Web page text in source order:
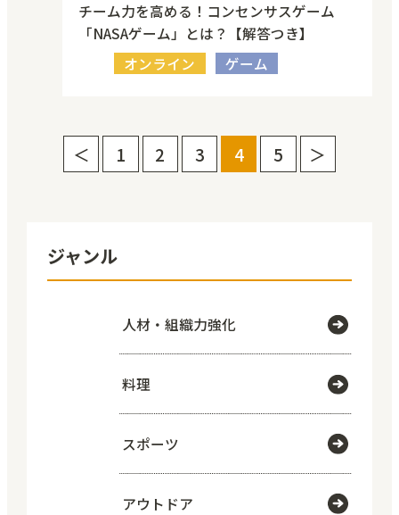
チーム力を高める！コンセンサスゲーム
「NASAゲーム」とは？【解答つき】
オンライン
ゲーム
＜ 1 2 3 4 5 ＞
ジャンル
人材・組織力強化
料理
スポーツ
アウトドア